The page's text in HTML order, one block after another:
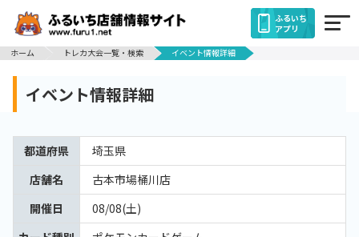
ふるいち
アプリ
ホーム
トレカ大会一覧・検索 イベント情報詳細
イベント情報詳細
都道府県
埼玉県
店舗名
古本市場桶川店
開催日
08/08(土)